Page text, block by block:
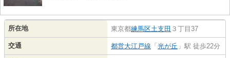
所在地 東京都練馬区土支田 ３丁目37
交通 都営大江戸線 「 光が丘 」駅 徒歩22分